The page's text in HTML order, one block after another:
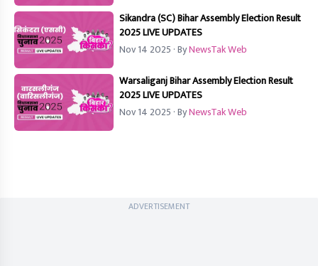
Sikandra (SC) Bihar Assembly Election Result
2025 LIVE UPDATES
Nov 14 2025 · ByNewsTak Web
Warsaliganj Bihar Assembly Election Result
2025 LIVE UPDATES
Nov 14 2025 · ByNewsTak Web
ADVERTISEMENT